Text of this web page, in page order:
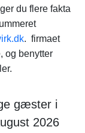
du flere fakta
. firmaet
og benytter
gæster i
2026